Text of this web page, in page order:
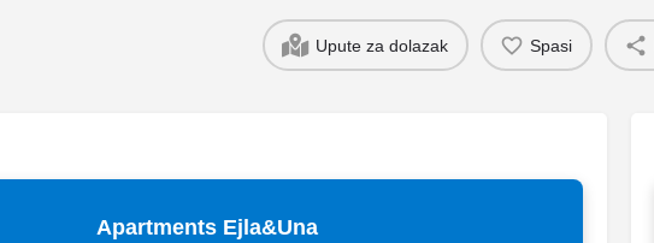
Upute za dolazak Spasi
Apartments Ejla&Una